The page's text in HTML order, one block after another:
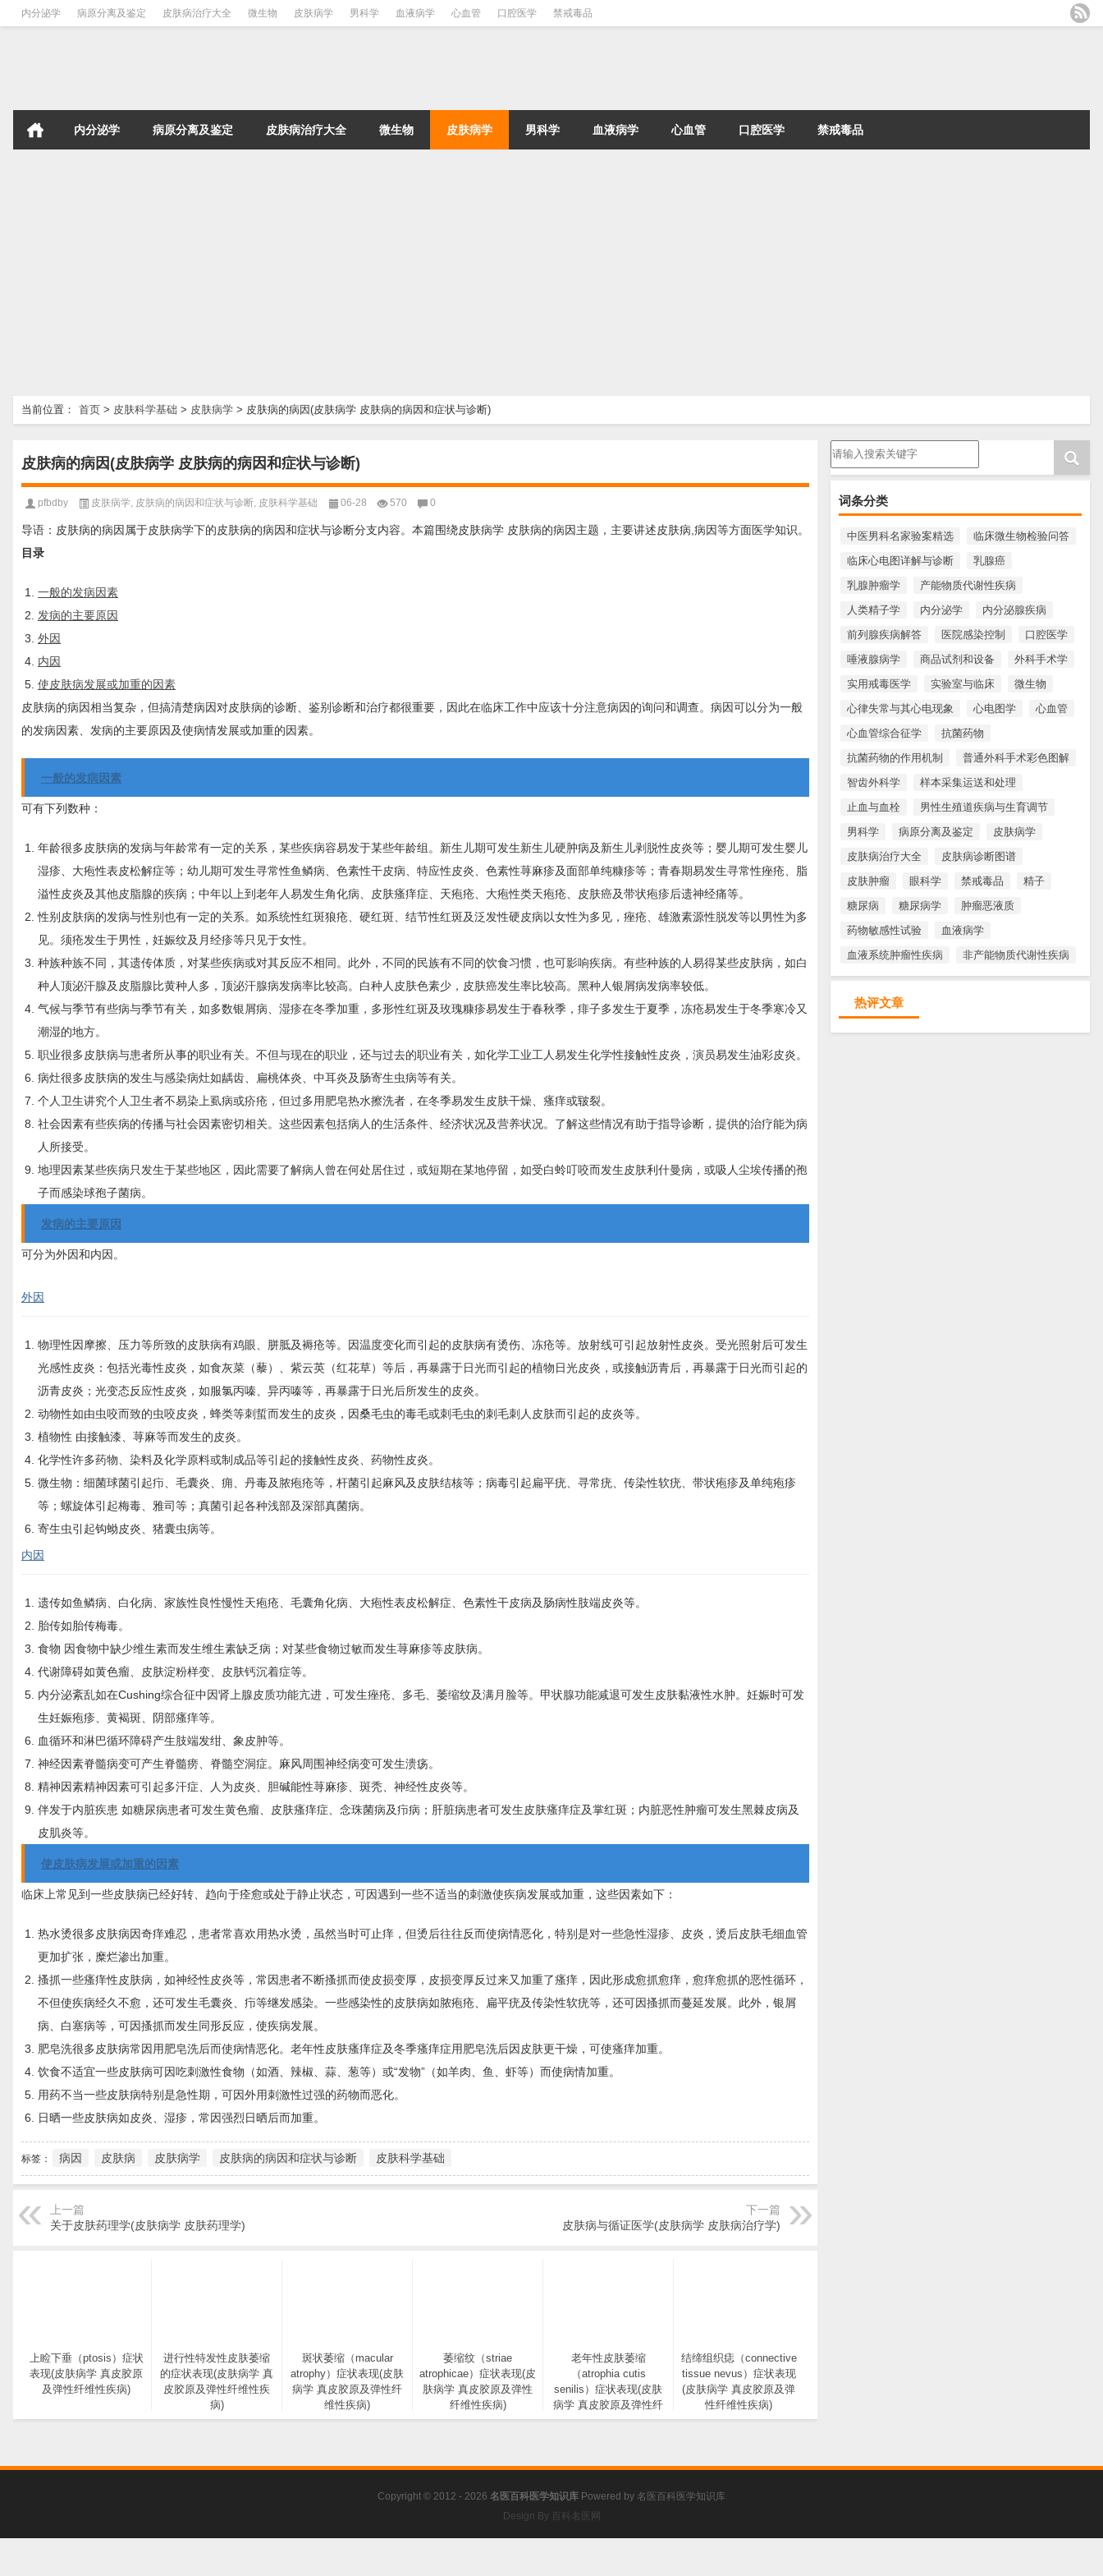
内分泌学 病原分离及鉴定 皮肤病治疗大全 微生物 皮肤病学 男科学 血液病学 心血管 口腔医学 禁戒毒品
内分泌学 病原分离及鉴定 皮肤病治疗大全 微生物 皮肤病学 男科学 血液病学 心血管 口腔医学 禁戒毒品
当前位置： 首页 > 皮肤科学基础 > 皮肤病学 > 皮肤病的病因(皮肤病学 皮肤病的病因和症状与诊断)
请输入搜索内容
词条分类
中医男科名家验案精选
临床微生物检验问答
临床心电图详解与诊断
乳腺癌
乳腺肿瘤学
产能物质代谢性疾病
人类精子学
内分泌学
内分泌腺疾病
前列腺疾病解答
医院感染控制
口腔医学
唾液腺病学
商品试剂和设备
外科手术学
实用戒毒医学
实验室与临床
微生物
心律失常与其心电现象
心电图学
心血管
心血管综合征学
抗菌药物
抗菌药物的作用机制
普通外科手术彩色图解
智齿外科学
样本采集运送和处理
止血与血栓
男性生殖道疾病与生育调节
男科学
病原分离及鉴定
皮肤病学
皮肤病治疗大全
皮肤病诊断图谱
皮肤肿瘤
眼科学 禁戒毒品
精子
糖尿病
糖尿病学
肿瘤恶液质
药物敏感性试验
血液病学
血液系统肿瘤性疾病
非产能物质代谢性疾病
热评文章
皮肤病的病因(皮肤病学 皮肤病的病因和症状与诊断)
pfbdby 皮肤病学, 皮肤病的病因和症状与诊断, 皮肤科学基础 06-28 570 0
导语：皮肤病的病因属于皮肤病学下的皮肤病的病因和症状与诊断分支内容。本篇围绕皮肤病学 皮肤病的病因主题，主要讲述皮肤病,病因等方面医学知识。
目录
一般的发病因素
发病的主要原因
外因
内因
使皮肤病发展或加重的因素
皮肤病的病因相当复杂，但搞清楚病因对皮肤病的诊断、鉴别诊断和治疗都很重要，因此在临床工作中应该十分注意病因的询问和调查。病因可以分为一般
的发病因素、发病的主要原因及使病情发展或加重的因素。
一般的发病因素
可有下列数种：
年龄很多皮肤病的发病与年龄常有一定的关系，某些疾病容易发于某些年龄组。新生儿期可发生新生儿硬肿病及新生儿剥脱性皮炎等；婴儿期可发生婴儿
湿疹、大疱性表皮松解症等；幼儿期可发生寻常性鱼鳞病、色素性干皮病、特应性皮炎、色素性荨麻疹及面部单纯糠疹等；青春期易发生寻常性痤疮、脂
溢性皮炎及其他皮脂腺的疾病；中年以上到老年人易发生角化病、皮肤瘙痒症、天疱疮、大疱性类天疱疮、皮肤癌及带状疱疹后遗神经痛等。
性别皮肤病的发病与性别也有一定的关系。如系统性红斑狼疮、硬红斑、结节性红斑及泛发性硬皮病以女性为多见，痤疮、雄激素源性脱发等以男性为多
见。须疮发生于男性，妊娠纹及月经疹等只见于女性。
种族种族不同，其遗传体质，对某些疾病或对其反应不相同。此外，不同的民族有不同的饮食习惯，也可影响疾病。有些种族的人易得某些皮肤病，如白
种人顶泌汗腺及皮脂腺比黄种人多，顶泌汗腺病发病率比较高。白种人皮肤色素少，皮肤癌发生率比较高。黑种人银屑病发病率较低。
气候与季节有些病与季节有关，如多数银屑病、湿疹在冬季加重，多形性红斑及玫瑰糠疹易发生于春秋季，痱子多发生于夏季，冻疮易发生于冬季寒冷又
潮湿的地方。
职业很多皮肤病与患者所从事的职业有关。不但与现在的职业，还与过去的职业有关，如化学工业工人易发生化学性接触性皮炎，演员易发生油彩皮炎。
病灶很多皮肤病的发生与感染病灶如龋齿、扁桃体炎、中耳炎及肠寄生虫病等有关。
个人卫生讲究个人卫生者不易染上虱病或疥疮，但过多用肥皂热水擦洗者，在冬季易发生皮肤干燥、瘙痒或皲裂。
社会因素有些疾病的传播与社会因素密切相关。这些因素包括病人的生活条件、经济状况及营养状况。了解这些情况有助于指导诊断，提供的治疗能为病
人所接受。
地理因素某些疾病只发生于某些地区，因此需要了解病人曾在何处居住过，或短期在某地停留，如受白蛉叮咬而发生皮肤利什曼病，或吸人尘埃传播的孢
子而感染球孢子菌病。
发病的主要原因
可分为外因和内因。
外因
物理性因摩擦、压力等所致的皮肤病有鸡眼、胼胝及褥疮等。因温度变化而引起的皮肤病有烫伤、冻疮等。放射线可引起放射性皮炎。受光照射后可发生
光感性皮炎：包括光毒性皮炎，如食灰菜（藜）、紫云英（红花草）等后，再暴露于日光而引起的植物日光皮炎，或接触沥青后，再暴露于日光而引起的
沥青皮炎；光变态反应性皮炎，如服氯丙嗪、异丙嗪等，再暴露于日光后所发生的皮炎。
动物性如由虫咬而致的虫咬皮炎，蜂类等刺蜇而发生的皮炎，因桑毛虫的毒毛或刺毛虫的刺毛刺人皮肤而引起的皮炎等。
植物性 由接触漆、荨麻等而发生的皮炎。
化学性许多药物、染料及化学原料或制成品等引起的接触性皮炎、药物性皮炎。
微生物：细菌球菌引起疖、毛囊炎、痈、丹毒及脓疱疮等，杆菌引起麻风及皮肤结核等；病毒引起扁平疣、寻常疣、传染性软疣、带状疱疹及单纯疱疹
等；螺旋体引起梅毒、雅司等；真菌引起各种浅部及深部真菌病。
寄生虫引起钩蚴皮炎、猪囊虫病等。
内因
遗传如鱼鳞病、白化病、家族性良性慢性天疱疮、毛囊角化病、大疱性表皮松解症、色素性干皮病及肠病性肢端皮炎等。
胎传如胎传梅毒。
食物 因食物中缺少维生素而发生维生素缺乏病；对某些食物过敏而发生荨麻疹等皮肤病。
代谢障碍如黄色瘤、皮肤淀粉样变、皮肤钙沉着症等。
内分泌紊乱如在Cushing综合征中因肾上腺皮质功能亢进，可发生痤疮、多毛、萎缩纹及满月脸等。甲状腺功能减退可发生皮肤黏液性水肿。妊娠时可发
生妊娠疱疹、黄褐斑、阴部瘙痒等。
血循环和淋巴循环障碍产生肢端发绀、象皮肿等。
神经因素脊髓病变可产生脊髓痨、脊髓空洞症。麻风周围神经病变可发生溃疡。
精神因素精神因素可引起多汗症、人为皮炎、胆碱能性荨麻疹、斑秃、神经性皮炎等。
伴发于内脏疾患 如糖尿病患者可发生黄色瘤、皮肤瘙痒症、念珠菌病及疖病；肝脏病患者可发生皮肤瘙痒症及掌红斑；内脏恶性肿瘤可发生黑棘皮病及
皮肌炎等。
使皮肤病发展或加重的因素
临床上常见到一些皮肤病已经好转、趋向于痊愈或处于静止状态，可因遇到一些不适当的刺激使疾病发展或加重，这些因素如下：
热水烫很多皮肤病因奇痒难忍，患者常喜欢用热水烫，虽然当时可止痒，但烫后往往反而使病情恶化，特别是对一些急性湿疹、皮炎，烫后皮肤毛细血管
更加扩张，糜烂渗出加重。
搔抓一些瘙痒性皮肤病，如神经性皮炎等，常因患者不断搔抓而使皮损变厚，皮损变厚反过来又加重了瘙痒，因此形成愈抓愈痒，愈痒愈抓的恶性循环，
不但使疾病经久不愈，还可发生毛囊炎、疖等继发感染。一些感染性的皮肤病如脓疱疮、扁平疣及传染性软疣等，还可因搔抓而蔓延发展。此外，银屑
病、白塞病等，可因搔抓而发生同形反应，使疾病发展。
肥皂洗很多皮肤病常因用肥皂洗后而使病情恶化。老年性皮肤瘙痒症及冬季瘙痒症用肥皂洗后因皮肤更干燥，可使瘙痒加重。
饮食不适宜一些皮肤病可因吃刺激性食物（如酒、辣椒、蒜、葱等）或“发物”（如羊肉、鱼、虾等）而使病情加重。
用药不当一些皮肤病特别是急性期，可因外用刺激性过强的药物而恶化。
日晒一些皮肤病如皮炎、湿疹，常因强烈日晒后而加重。
标签： 病因 皮肤病 皮肤病学 皮肤病的病因和症状与诊断 皮肤科学基础
上一篇
关于皮肤药理学(皮肤病学 皮肤药理学)
下一篇
皮肤病与循证医学(皮肤病学 皮肤病治疗学)
上睑下垂（ptosis）症状
表现(皮肤病学 真皮胶原
及弹性纤维性疾病)
进行性特发性皮肤萎缩
的症状表现(皮肤病学 真
皮胶原及弹性纤维性疾
病)
斑状萎缩（macular
atrophy）症状表现(皮肤
病学 真皮胶原及弹性纤
维性疾病)
萎缩纹（striae
atrophicae）症状表现(皮
肤病学 真皮胶原及弹性
纤维性疾病)
老年性皮肤萎缩
（atrophia cutis
senilis）症状表现(皮肤
病学 真皮胶原及弹性纤
维性疾病)
结缔组织痣（connective
tissue nevus）症状表现
(皮肤病学 真皮胶原及弹
性纤维性疾病)
Copyright © 2012 - 2026 名医百科医学知识库 Powered by 名医百科医学知识库
Design By 百科名医网